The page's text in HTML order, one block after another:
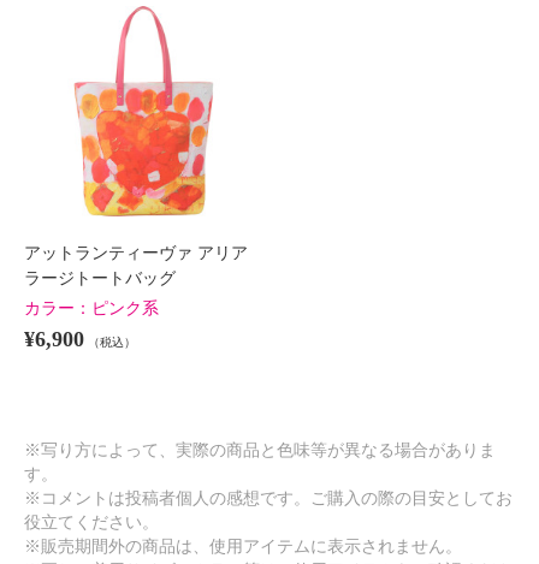
アットランティーヴァ アリア
ラージトートバッグ
カラー： ピンク系
¥6,900 （税込）
※写り方によって、実際の商品と色味等が異なる場合がありま
す。
※コメントは投稿者個人の感想です。ご購入の際の目安としてお
役立てください。
※販売期間外の商品は、使用アイテムに表示されません。